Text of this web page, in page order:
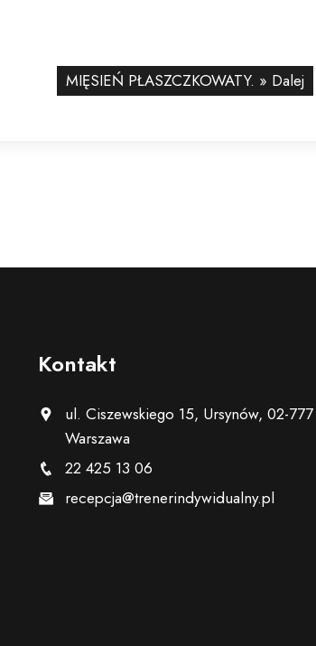
MIĘSIEŃ PŁASZCZKOWATY. » Dalej
Kontakt
ul. Ciszewskiego 15, Ursynów, 02-777
Warszawa
22 425 13 06
recepcja@trenerindywidualny.pl